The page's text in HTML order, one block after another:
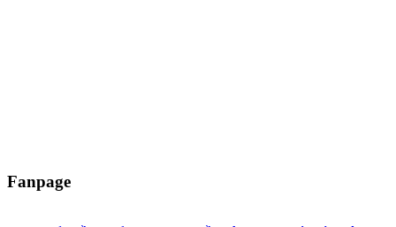
Fanpage